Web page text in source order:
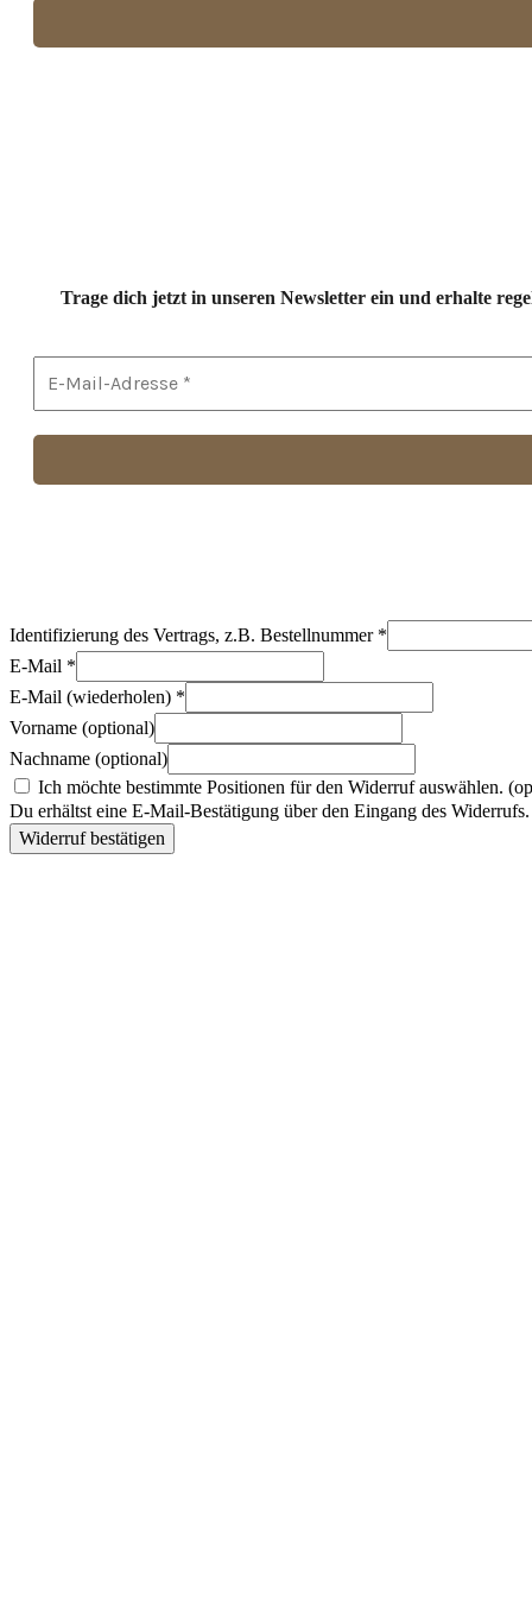
Trage dich jetzt in unseren Newsletter ein und erhalte
Identifizierung des Vertrags, z.B. Bestellnummer *
E-Mail *
E-Mail (wiederholen) *
Vorname (optional)
Nachname (optional)
Ich möchte bestimmte Positionen für den Widerruf auswählen.
Du erhältst eine E-Mail-Bestätigung über den Eingang des
Widerruf bestätigen